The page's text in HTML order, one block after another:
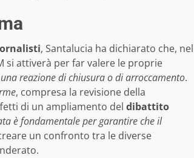
, Santalucia ha dichiarato che, nel
si attiverà per far valere le proprie
reazione di chiusura o di arroccamento.
, compresa la revisione della
di un ampliamento del dibattito
è fondamentale per garantire che il
un confronto tra le diverse